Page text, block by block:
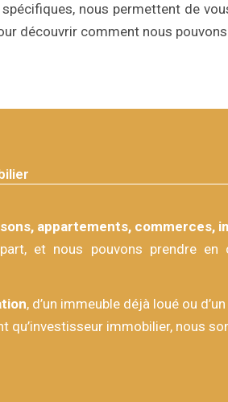
nous permettent de
découvrir comment nous
appartements, commerces,
et nous pouvons prendre
, d’un immeuble déjà loué ou
qu’investisseur immobilier, nous